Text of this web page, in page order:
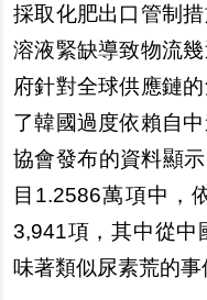
採取化肥出口管制
溶液緊缺導致物流
府針對全球供應鏈
了韓國過度依賴自
協會發布的資料顯
目1.2586萬項中，
3,941項，其中從中
味著類似尿素荒的事